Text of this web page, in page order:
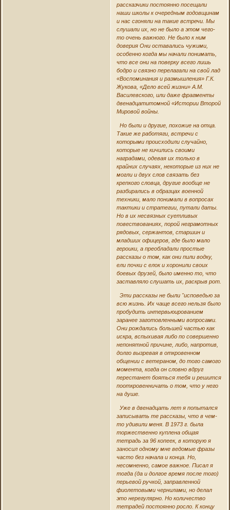
рассказчики постоянно посещали
наши школы к очередным годовщинам
и нас сгоняли на такие встречи. Мы
слушали их, но не было а этом чего-
то очень важного. Не было к ним
доверия Они оставались чужими,
особенно когда мы начали понимать,
что все они на поверку всего лишь
бодро и связно перелагали на свой лад
«Воспоминания и размышления» Г.К.
Жукова, «Дело всей жизни» А.М.
Василевского, или даже фрагменты
двенадцатитомной «Истории Второй
Мировой войны.
Но были и другие, похожие на отца.
Такие же работяги, встречи с
которыми происходили случайно,
которые не кичились своими
наградами, одевая их только в
крайних случаях, некоторые из них не
могли и двух слов связать без
крепкого словца, другие вообще не
разбирались в образцах военной
техники, мало понимали в вопросах
тактики и стратегии, путали даты.
Но в их несвязных суетливых
повествованиях, порой неграмотных
рядовых, сержантов, старшин и
младших офицеров, где было мало
героики, а преобладали простые
рассказы о том, как они пили водку,
ели почки с елок и хоронили своих
боевых друзей, было именно то, что
заставляло слушать их, раскрыв рот.
Эти рассказы не были "исповедью за
всю жизнь. Их чаще всего нельзя было
пробудить интервьюированием
заранее заготовленными вопросами.
Они рождались большей частью как
искра, вспыхивая либо по совершенно
непонятной причине, либо, напротив,
долго вызревая в откровенном
общении с ветераном, до того самого
момента, когда он словно вдруг
перестанет бояться тебя и решится
пооткровенничать о том, что у него
на душе.
Уже в двенадцать лет я попытался
записывать те рассказы, что в чем-
то удивили меня. В 1973 г. была
торжественно куплена общая
тетрадь за 96 копеек, в которую я
заносил одному мне ведомые фразы
часто без начала и конца. Но,
несомненно, самое важное. Писал я
тогда (да и долгое время после того)
перьевой ручкой, заправленной
фиолетовыми чернилами, но делал
это нерегулярно. Но количество
тетрадей постоянно росло. К концу